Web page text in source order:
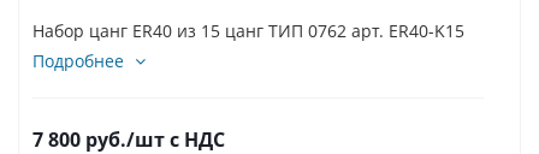
Набор цанг ER40 из 15 цанг ТИП 0762 арт. ER40-K15
Подробнее
7 800 руб./штс НДС